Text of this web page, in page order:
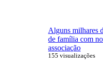
Alguns milhares
de família com
associação
155 visualizações